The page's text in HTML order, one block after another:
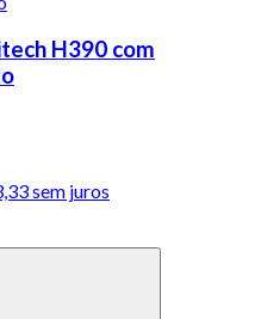
H390 com
sem juros